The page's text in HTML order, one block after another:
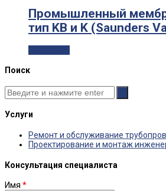
Промышленный
тип KB и K (Saunders
Поиск
Услуги
Ремонт и обслуживание
Проектирование и монтаж
Консультация специалиста
Имя *